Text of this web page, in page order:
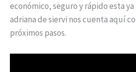
económico, seguro y rápido esta ya
adriana de siervi nos cuenta aquí
próximos pasos.